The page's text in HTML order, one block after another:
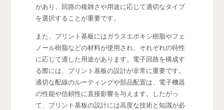
があり、回路の複雑さや用途に応じて適切なタイプ
を選択することが重要です。
また、プリント基板にはガラスエポキシ樹脂やフェ
ノール樹脂などの材料が使用され、それぞれの特性
に応じて適した用途があります。電子回路を構成す
る際には、プリント基板の設計が非常に重要です。
適切な配線のルーティングや部品配置は、電子機器
の性能や信頼性に直接影響を与えます。したがっ
て、プリント基板の設計には高度な技術と知識が必